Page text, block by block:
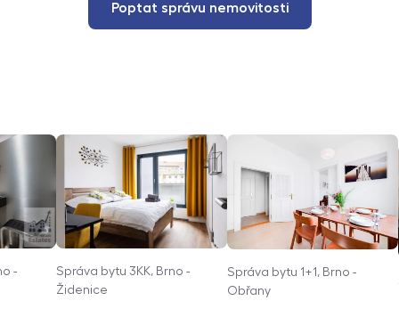
Poptat správu nemovitosti
-
Správa bytu 3KK, Brno -
Židenice
Správa bytu 1+1, Brno -
Obřany